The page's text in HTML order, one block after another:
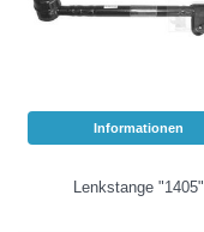
Informationen
Lenkstange "1405"